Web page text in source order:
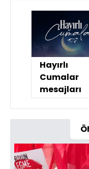
Hayırlı
Cumalar
mesajları